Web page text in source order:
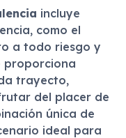
incluye
como el
a todo riesgo y
proporciona
trayecto,
del placer de
única de
ideal para